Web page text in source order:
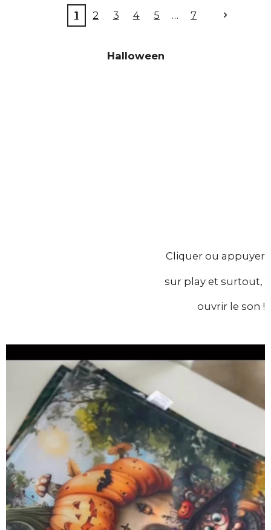
1 2 3 4 5 7
Halloween
Cliquer ou appuyer
sur play et surtout,
ouvrir le son !